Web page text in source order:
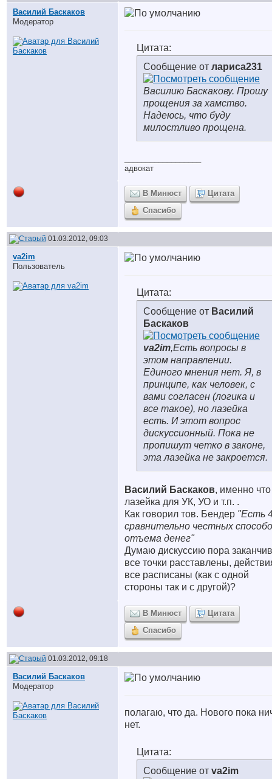
Василий Баскаков
Модератор
Цитата:
Сообщение от лариса231
Василию Баскакову. Прошу
прощения за хамство.
Надеюсь, что буду
милостливо прощена.
адвокат
В Минюст
Цитата
Спасибо
01.03.2012, 09:03
va2im
Пользователь
Цитата:
Сообщение от Василий
Баскаков
va2im,Есть вопросы в
этом направлении.
Единого мнения нет. Я, в
принципе, как человек, с
вами согласен (логика и
все такое), но лазейка
есть. И этот вопрос
дискуссионный. Пока не
пропишут четко в законе,
эта лазейка не закроется.
Василий Баскаков, именно что
лазейка для УК, УО и т.п. .
Как говорил тов. Бендер "Есть
сравнительно честных
отъема денег"
Думаю дискуссию пора
все точки расставлены,
все расписаны (как с одной
стороны так и с другой)?
В Минюст
Цитата
Спасибо
01.03.2012, 09:18
Василий Баскаков
Модератор
полагаю, что да. Нового пока
нет.
Цитата:
Сообщение от va2im